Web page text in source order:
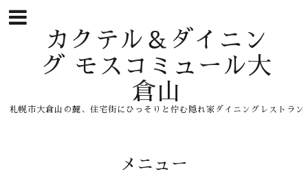
カクテル＆ダイニン
グ モスコミュール大
倉山
札幌市大倉山の麓、住宅街にひっそりと佇む隠れ家ダイニングレストラン
メニュー